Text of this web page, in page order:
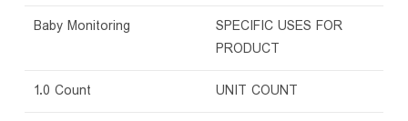
SPECIFIC USES FOR
PRODUCT
‎Baby Monitoring
UNIT COUNT
‎1.0 Count